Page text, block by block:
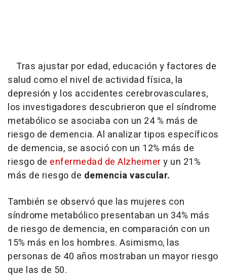
Tras ajustar por edad, educación y factores de
salud como el nivel de actividad física, la
depresión y los accidentes cerebrovasculares,
los investigadores descubrieron que el síndrome
metabólico se asociaba con un 24 % más de
riesgo de demencia. Al analizar tipos específicos
de demencia, se asoció con un 12% más de
riesgo de enfermedad de Alzheimery un 21%
más de riesgo de demencia vascular.
También se observó que las mujeres con
síndrome metabólico presentaban un 34% más
de riesgo de demencia, en comparación con un
15% más en los hombres. Asimismo, las
personas de 40 años mostraban un mayor riesgo
que las de 50.